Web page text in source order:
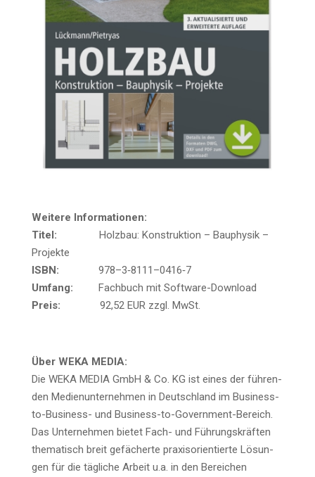
Wei­te­re Informationen:
Titel: Holz­bau: Kon­struk­ti­on – Bau­phy­sik –
Projekte
ISBN: 978–3‑8111–0416‑7
Umfang:
Fach­buch mit Software-Download
Preis: 92,52 EUR zzgl. MwSt.
Über WEKA MEDIA:
Die WEKA MEDIA GmbH & Co. KG ist eines der füh­ren­
den Medi­en­un­ter­neh­men in Deutsch­land im Busi­ness-
to-Busi­ness- und Busi­ness-to-Govern­ment-Bereich.
Das Unter­neh­men bie­tet Fach- und Füh­rungs­kräf­ten
the­ma­tisch breit gefä­cher­te pra­xis­ori­en­tier­te Lösun­
gen für die täg­li­che Arbeit u.a. in den Berei­chen